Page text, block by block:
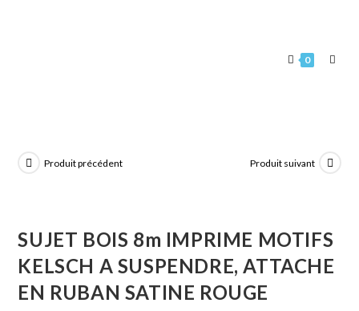
0
Produit précédent Produit suivant
SUJET BOIS 8m IMPRIME MOTIFS
KELSCH A SUSPENDRE, ATTACHE
EN RUBAN SATINE ROUGE